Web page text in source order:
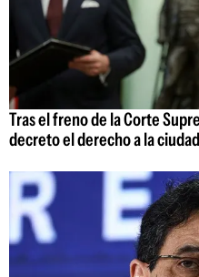
Tras el freno de la Corte
decreto el derecho a la